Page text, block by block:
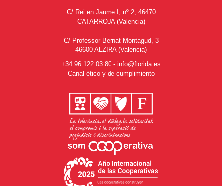
C/ Rei en Jaume I, nº 2, 46470
CATARROJA (Valencia)
C/ Professor Bernat Montagud, 3
46600 ALZIRA (Valencia)
+34 96 122 03 80 - info@florida.es
Canal ético y de cumplimiento